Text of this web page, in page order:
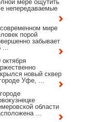
мере ощутить
непередаваемые
мире
порой
забывает
...
октября
новый сквер
Уфе, ...
области
...